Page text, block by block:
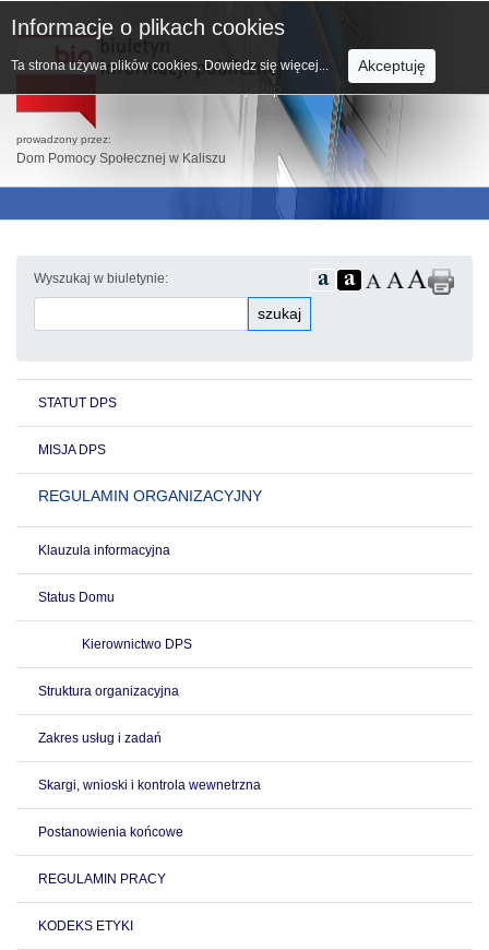
prowadzony przez:
Dom Pomocy Społecznej w Kaliszu
Wyszukaj w biuletynie:
szukaj
STATUT DPS
MISJA DPS
REGULAMIN ORGANIZACYJNY
Klauzula informacyjna
Status Domu
Kierownictwo DPS
Struktura organizacyjna
Zakres usług i zadań
Skargi, wnioski i kontrola wewnetrzna
Postanowienia końcowe
REGULAMIN PRACY
KODEKS ETYKI
Informacje o plikach cookies
Ta strona używa plików cookies. Dowiedz się więcej... Akceptuję